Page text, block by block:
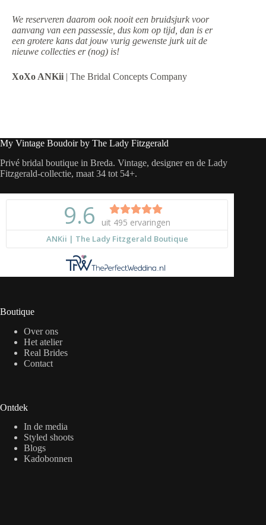
We reserveren daarom ook nooit een bruidsjurk voor
aanvang van een passessie, dus kom op tijd, dan is er
een grotere kans dat jouw vurig gewenste jurk uit de
nieuwe collecties er (nog) is!
XoXo ANKii | The Bridal Concepts Company
My Vintage Boudoir by The Lady Fitzgerald
Privé bridal boutique in Breda. Vintage, designer en de Lady
Fitzgerald-collectie, maat 34 tot 54+.
Boutique
Over ons
Het atelier
Real Brides
Contact
Ontdek
In de media
Styled shoots
Blogs
Kadobonnen